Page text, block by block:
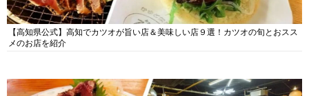
【高知県公式】高知でカツオが旨い店＆美味しい店９選！カツオの旬とおスス
メのお店を紹介